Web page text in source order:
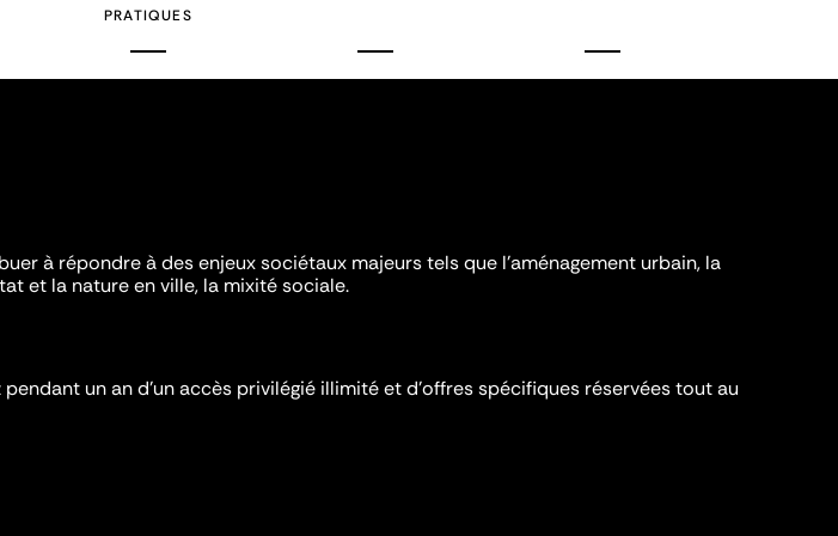
PRATIQUES
à répondre à des enjeux sociétaux majeurs tels que l'aménagement urbain, la
et la nature en ville, la mixité sociale.
pendant un an d’un accès privilégié illimité et d’offres spécifiques réservées tout au